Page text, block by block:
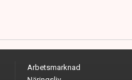
Arbetsmarknad